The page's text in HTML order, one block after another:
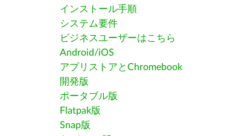
インストール手順
システム要件
ビジネスユーザーはこちら
Android/iOS
アプリストアとChromebook
開発版
ポータブル版
Flatpak版
Snap版